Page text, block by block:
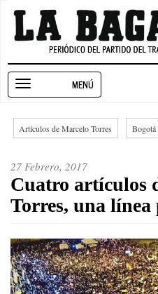
Pasar
contenido
navigation
Artículos de Marcelo Torres Bogotá
27 Febrero, 2017
Cuatro artículos
Torres, una línea